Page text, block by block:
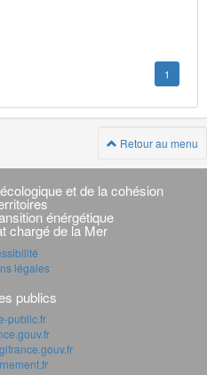
1
Retour au menu
et de la cohésion
énérgétique
chargé de la Mer
légales
publics
public.fr